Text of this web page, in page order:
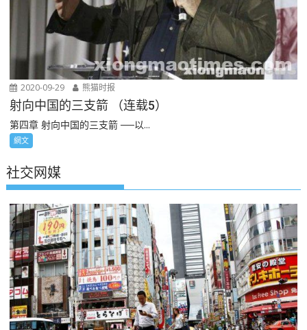
2020-09-29 熊猫时报
射向中国的三支箭 （连载5）
第四章 射向中国的三支箭 ──以...
網文
社交网媒